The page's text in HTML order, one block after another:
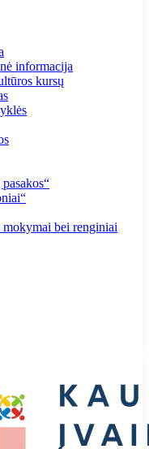
informacija
kursų
bei renginiai